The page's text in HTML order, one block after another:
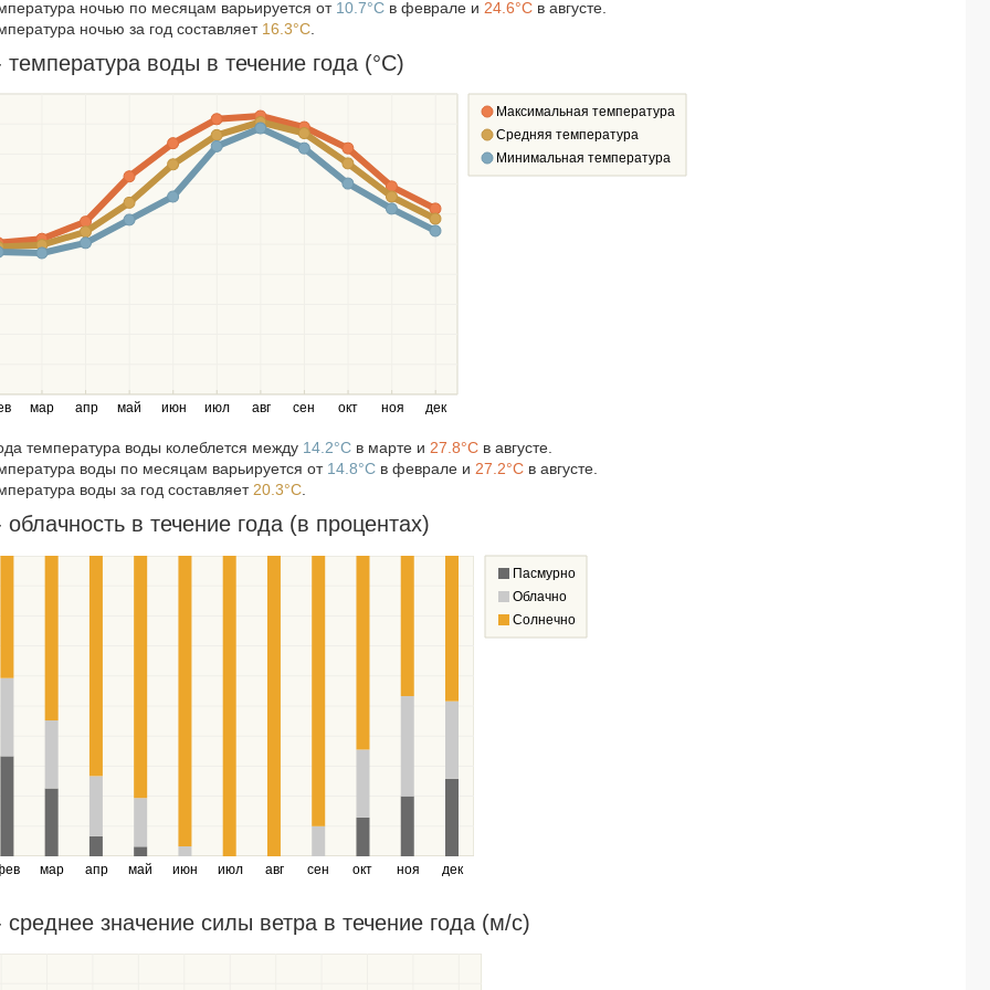
ночью по месяцам варьируется от 10.7°C в феврале и 24.6°C в августе.
ночью за год составляет 16.3°C
воды в течение года (°C)
мар апр май июн июл авг сен окт ноя дек
Максимальная температура
Средняя температура
Минимальная температура
температура воды колеблется между 14.2°C в марте и 27.8°C в августе.
воды по месяцам варьируется от 14.8°C в феврале и 27.2°C в августе.
воды за год составляет20.3°C.
в течение года (в процентах)
мар апр май июн июл авг сен окт ноя дек
Пасмурно
Облачно
Солнечно
значение силы ветра в течение года (м/c)